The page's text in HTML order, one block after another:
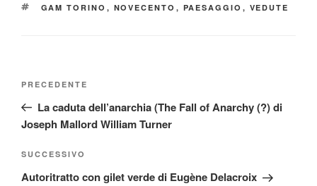
TAG
GAM TORINO , NOVECENTO , PAESAGGIO , VEDUTE
Articolo
precedente:
PRECEDENTE
La caduta dell’anarchia (The Fall of Anarchy (?) di
Joseph Mallord William Turner
Articolo
successivo
SUCCESSIVO
Autoritratto con gilet verde di Eugène Delacroix